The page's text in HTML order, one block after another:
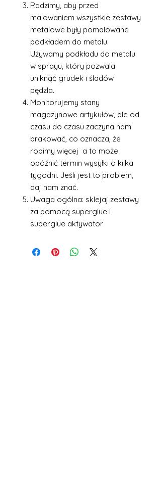
Radzimy, aby przed
malowaniem wszystkie zestawy
metalowe były pomalowane
podkładem do metalu.
Używamy podkładu do metalu
w sprayu, który pozwala
uniknąć grudek i śladów
pędzla.
Monitorujemy stany
magazynowe artykułów, ale od
czasu do czasu zaczyna nam
brakować, co oznacza, że
robimy więcej a to może
opóźnić termin wysyłki o kilka
tygodni. Jeśli jest to problem,
daj nam znać.
Uwaga ogólna: sklejaj zestawy
za pomocą superglue i
superglue aktywator